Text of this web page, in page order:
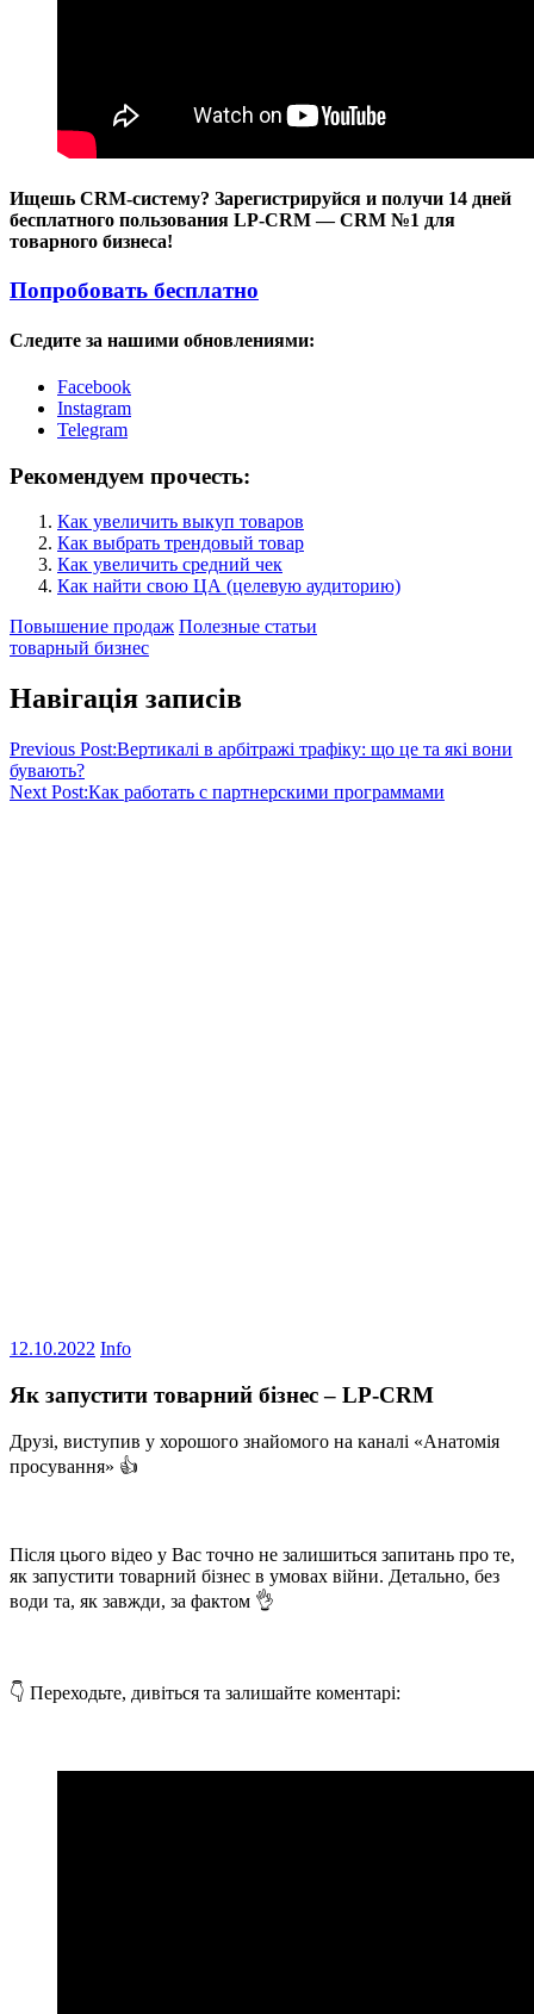
Ищешь CRM-систему? Зарегистрируйся и получи 14 дней
бесплатного пользования LP-CRM — CRM №1 для
товарного бизнеса!
Попробовать бесплатно
Следите за нашими обновлениями:
Facebook
Instagram
Telegram
Рекомендуем прочесть:
Как увеличить выкуп товаров
Как выбрать трендовый товар
Как увеличить средний чек
Как найти свою ЦА (целевую аудиторию)
Повышение продаж Полезные статьи
товарный бизнес
Навігація записів
Previous Post:Вертикалі в арбітражі трафіку: що це та які вони
бувають?
Next Post:Как работать с партнерскими программами
12.10.2022 Info
Як запустити товарний бізнес – LP-CRM
Друзі, виступив у хорошого знайомого на каналі «Анатомія
просування» 👍
Після цього відео у Вас точно не залишиться запитань про те,
як запустити товарний бізнес в умовах війни. Детально, без
води та, як завжди, за фактом 👌
👇 Переходьте, дивіться та залишайте коментарі: